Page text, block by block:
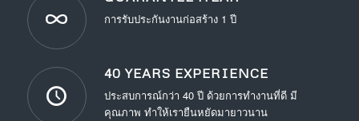
การรับประกันงานก่อสร้าง 1 ปี
40 YEARS EXPERIENCE
ประสบการณ์กว่า 40 ปี ด้วยการทำงานที่ดี มี
คุณภาพ ทำให้เรายืนหยัดมายาวนาน